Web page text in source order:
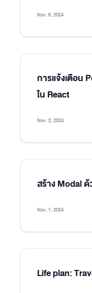
Nov. 6, 2024
การแจ้งเตือน
ใน React
Nov. 2, 2024
สร้าง Modal
Nov. 1, 2024
Life plan: